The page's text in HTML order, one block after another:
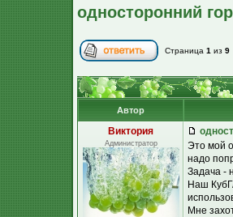
односторонний
Страница 1 из 9
Автор
Виктория
Администратор
Это мой
надо
Задача -
Наш
Мне